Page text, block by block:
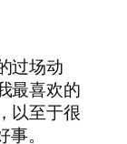
过场动
最喜欢的
以至于很
。